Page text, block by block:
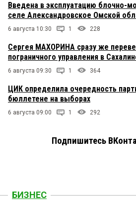
Введена в эксплуатацию блочно-
селе Александровское Омской
6 августа 10:30 1 228
Сергея МАХОРИНА сразу же
пограничного управления в
6 августа 09:30 1 364
ЦИК определила очередность
бюллетене на выборах
6 августа 09:00 1 292
Подпишитесь
БИЗНЕС